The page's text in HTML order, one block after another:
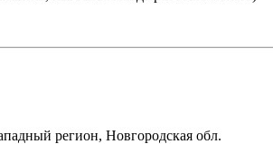
регион, Новгородская обл.